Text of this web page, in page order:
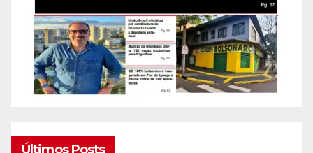
Últimos Posts